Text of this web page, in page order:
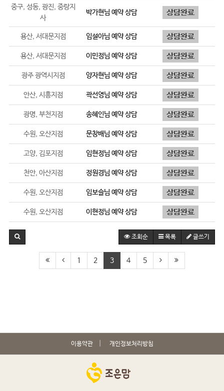
중구, 성동, 광진, 중랑지
사
박가현님 예약 상담
용산, 서대문지점 임설아님 예약 상담
용산, 서대문지점 이민정님 예약 상담
광주 광역시지점 양자현님 예약 상담
안산, 시흥지점 곽선영님 예약 상담
광명, 부천지점 송혜인님 예약 상담
수원, 오산지점 문창배님 예약 상담
고양, 김포지점 임현정님 예약 상담
천안, 아산지점 정원경님 예약 상담
수원, 오산지점 임보슬님 예약 상담
수원, 오산지점 이현정님 예약 상담
조회순 목록 글쓰기
1 2 3 4 5
이용약관 개인정보처리방침